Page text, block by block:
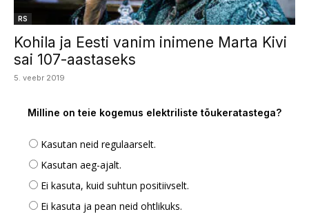
RS
Kohila ja Eesti vanim inimene Marta Kivi
sai 107-aastaseks
5. veebr 2019
Milline on teie kogemus elektriliste tõukeratastega?
Kasutan neid regulaarselt.
Kasutan aeg-ajalt.
Ei kasuta, kuid suhtun positiivselt.
Ei kasuta ja pean neid ohtlikuks.